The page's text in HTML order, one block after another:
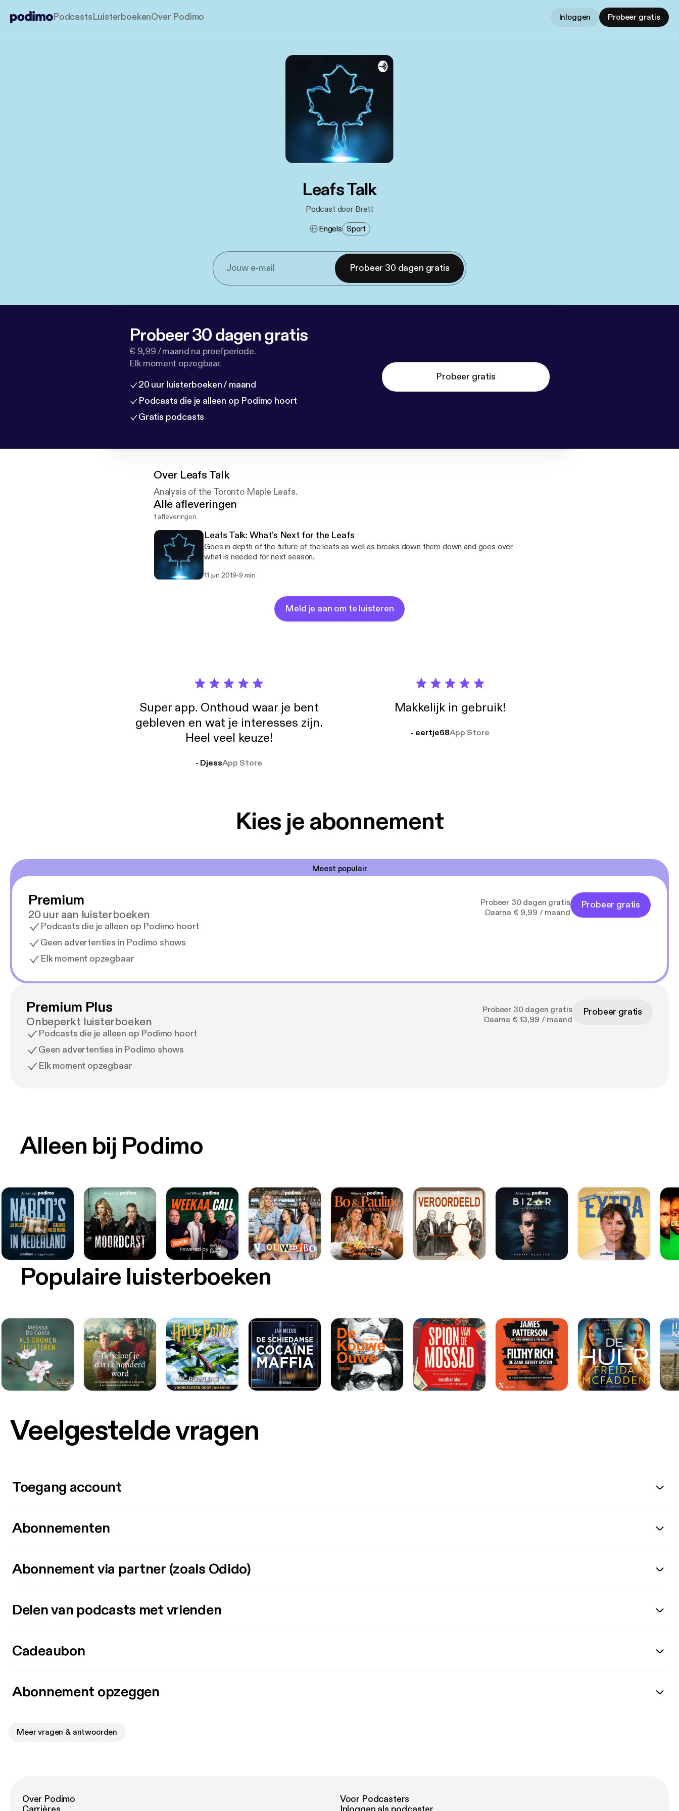
PodcastsLuisterboekenOver Podimo Inloggen Probeer gratis
Leafs Talk
Podcast door Brett
Engels Sport
Probeer 30 dagen gratis
Probeer 30 dagen gratis
€ 9,99 / maand na proefperiode.
Elk moment opzegbaar.
20 uur luisterboeken / maand
Podcasts die je alleen op Podimo hoort
Gratis podcasts
Probeer gratis
Over Leafs Talk
Analysis of the Toronto Maple Leafs.
Alle afleveringen
1 afleveringen
Leafs Talk: What’s Next for the Leafs
Goes in depth of the future of the leafs as well as breaks down them down and goes over
what is needed for next season.
11 jun 2019-9 min
Meld je aan om te luisteren
Super app. Onthoud waar je bent
gebleven en wat je interesses zijn.
Heel veel keuze!
- DjessApp Store
Makkelijk in gebruik!
- eertje68App Store
Kies je abonnement
Meest populair
Premium
20 uur aan luisterboeken
Podcasts die je alleen op Podimo hoort
Geen advertenties in Podimo shows
Elk moment opzegbaar
Probeer 30 dagen gratis
Daarna € 9,99 / maand
Probeer gratis
Premium Plus
Onbeperkt luisterboeken
Podcasts die je alleen op Podimo hoort
Geen advertenties in Podimo shows
Elk moment opzegbaar
Probeer 30 dagen gratis
Daarna € 13,99 / maand
Probeer gratis
Alleen bij Podimo
Populaire luisterboeken
Veelgestelde vragen
Toegang account
Abonnementen
Abonnement via partner (zoals Odido)
Delen van podcasts met vrienden
Cadeaubon
Abonnement opzeggen
Meer vragen & antwoorden
Over Podimo
Voor Podcasters